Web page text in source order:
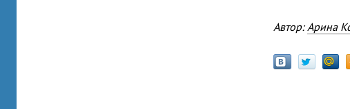
Автор:Арина